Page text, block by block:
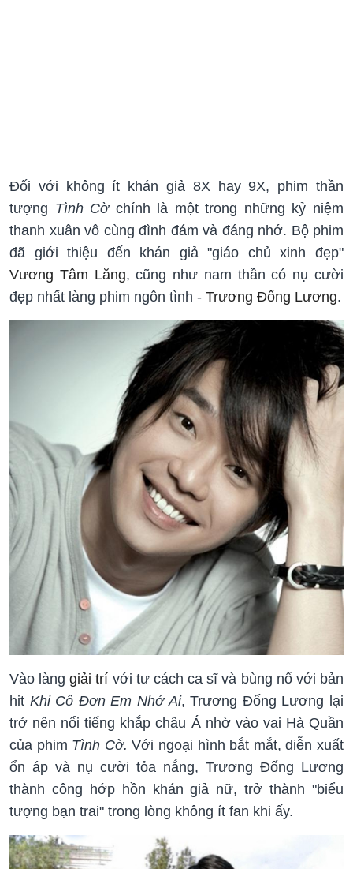
Đối với không ít khán giả 8X hay 9X, phim thần
tượng Tình Cờchính là một trong những kỷ niệm
thanh xuân vô cùng đình đám và đáng nhớ. Bộ phim
đã giới thiệu đến khán giả "giáo chủ xinh đẹp"
Vương Tâm Lăng, cũng như nam thần có nụ cười
đẹp nhất làng phim ngôn tình - Trương Đống Lương.
Vào lànggiải trí với tư cách ca sĩ và bùng nổ với bản
hit Khi Cô Đơn Em Nhớ Ai, Trương Đống Lương lại
trở nên nổi tiếng khắp châu Á nhờ vào vai Hà Quần
của phim Tình Cờ. Với ngoại hình bắt mắt, diễn xuất
ổn áp và nụ cười tỏa nắng, Trương Đống Lương
thành công hớp hồn khán giả nữ, trở thành "biểu
tượng bạn trai" trong lòng không ít fan khi ấy.